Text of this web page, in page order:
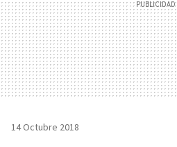
14 Octubre 2018